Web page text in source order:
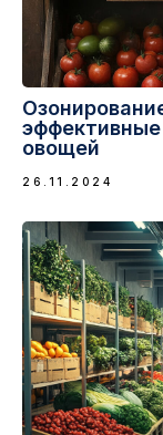
овощей
26.11.2024